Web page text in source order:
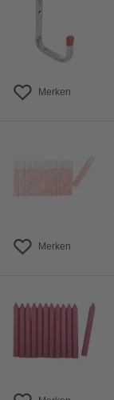
Merken
Merken